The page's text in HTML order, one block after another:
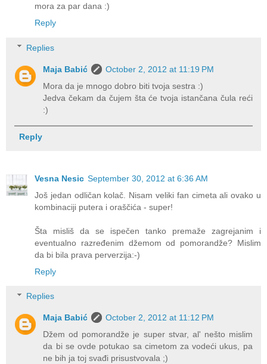
mora za par dana :)
Reply
Replies
Maja Babić
October 2, 2012 at 11:19 PM
Mora da je mnogo dobro biti tvoja sestra :)
Jedva čekam da čujem šta će tvoja istančana čula reći
:)
Reply
Vesna Nesic September 30, 2012 at 6:36 AM
Još jedan odličan kolač. Nisam veliki fan cimeta ali ovako u
kombinaciji putera i oraščića - super!
Šta misliš da se ispečen tanko premaže zagrejanim i
eventualno razređenim džemom od pomorandže? Mislim
da bi bila prava perverzija:-)
Reply
Replies
Maja Babić
October 2, 2012 at 11:12 PM
Džem od pomorandže je super stvar, al' nešto mislim
da bi se ovde potukao sa cimetom za vodeći ukus, pa
ne bih ja toj svađi prisustvovala ;)